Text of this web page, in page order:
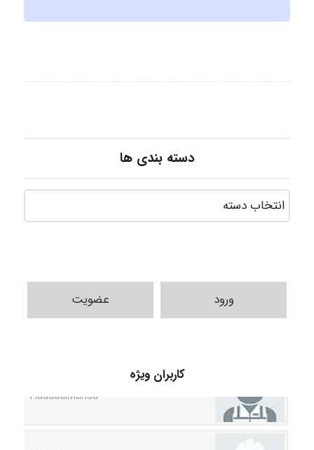
دسته بندی ها
ورود عضویت
کاربران ویژه